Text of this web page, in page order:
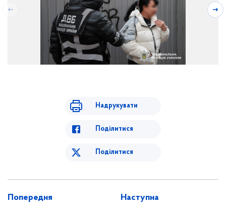
Надрукувати
Поділитися
Поділитися
Попередня Наступна